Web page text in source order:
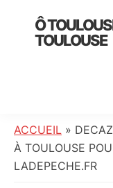
primary
Ô
TOULOUSE
:
info
locale,
ACCUEIL »
À TOULOUSE
LADEPECHE.FR